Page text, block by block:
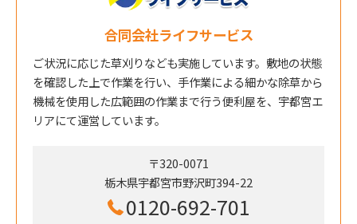
合同会社ライフサービス
ご状況に応じた草刈りなども実施しています。敷地の状態
を確認した上で作業を行い、手作業による細かな除草から
機械を使用した広範囲の作業まで行う便利屋を、宇都宮エ
リアにて運営しています。
〒320-0071
栃木県宇都宮市野沢町394-22
0120-692-701